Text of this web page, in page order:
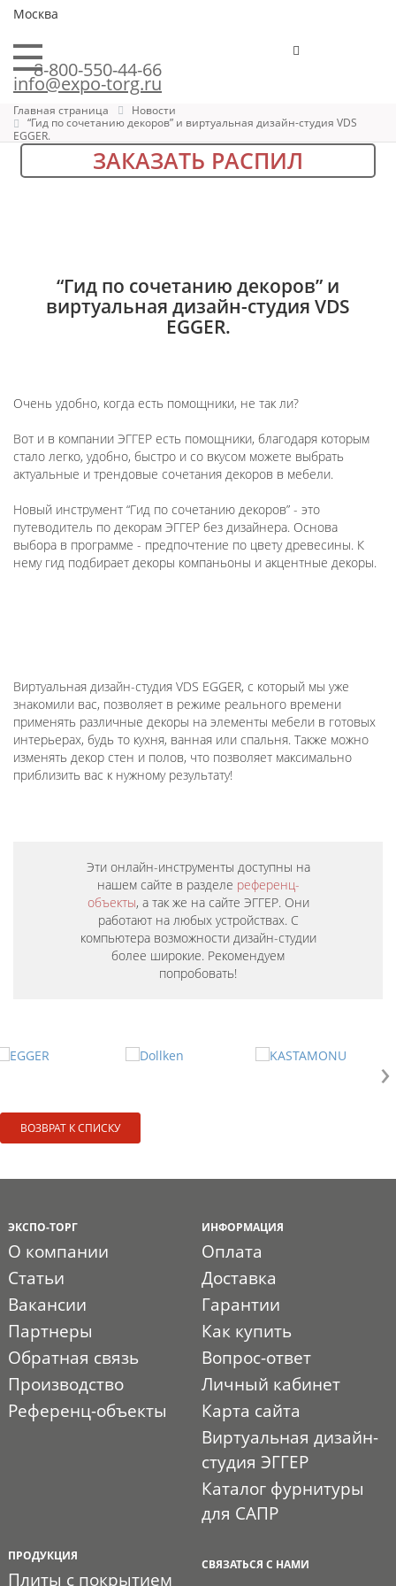
Москва
8-800-550-44-66
info@expo-torg.ru
Главная страница
Новости
“Гид по сочетанию декоров” и виртуальная дизайн-студия VDS
EGGER.
ЗАКАЗАТЬ РАСПИЛ
“Гид по сочетанию декоров” и
виртуальная дизайн-студия VDS
EGGER.
Очень удобно, когда есть помощники, не так ли?
Вот и в компании ЭГГЕР есть помощники, благодаря которым
стало легко, удобно, быстро и со вкусом можете выбрать
актуальные и трендовые сочетания декоров в мебели.
Новый инструмент “Гид по сочетанию декоров” - это
путеводитель по декорам ЭГГЕР без дизайнера. Основа
выбора в программе - предпочтение по цвету древесины. К
нему гид подбирает декоры компаньоны и акцентные декоры.
Виртуальная дизайн-студия VDS EGGER, с который мы уже
знакомили вас, позволяет в режиме реального времени
применять различные декоры на элементы мебели в готовых
интерьерах, будь то кухня, ванная или спальня. Также можно
изменять декор стен и полов, что позволяет максимально
приблизить вас к нужному результату!
Эти онлайн-инструменты доступны на
нашем сайте в разделе референц-
объекты, а так же на сайте ЭГГЕР. Они
работают на любых устройствах. С
компьютера возможности дизайн-студии
более широкие. Рекомендуем
попробовать!
›
ВОЗВРАТ К СПИСКУ
ЭКСПО-ТОРГ
О компании
Статьи
Вакансии
Партнеры
Обратная связь
Производство
Референц-объекты
ИНФОРМАЦИЯ
Оплата
Доставка
Гарантии
Как купить
Вопрос-ответ
Личный кабинет
Карта сайта
Виртуальная дизайн-
студия ЭГГЕР
Каталог фурнитуры
для САПР
ПРОДУКЦИЯ
Плиты с покрытием
СВЯЗАТЬСЯ С НАМИ